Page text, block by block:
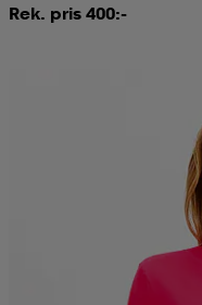
Rek. pris 400:-